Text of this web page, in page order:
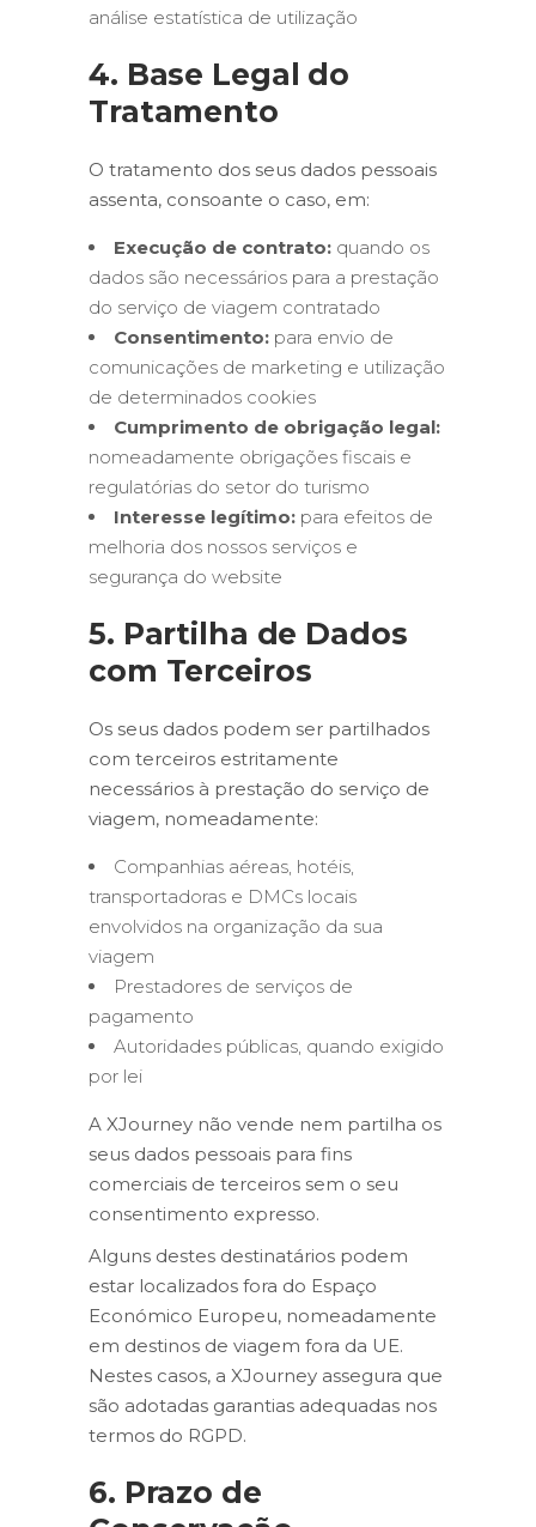
análise estatística de utilização
4. Base Legal do
Tratamento
O tratamento dos seus dados pessoais
assenta, consoante o caso, em:
Execução de contrato: quando os
dados são necessários para a prestação
do serviço de viagem contratado
Consentimento: para envio de
comunicações de marketing e utilização
de determinados cookies
Cumprimento de obrigação legal:
nomeadamente obrigações fiscais e
regulatórias do setor do turismo
Interesse legítimo: para efeitos de
melhoria dos nossos serviços e
segurança do website
5. Partilha de Dados
com Terceiros
Os seus dados podem ser partilhados
com terceiros estritamente
necessários à prestação do serviço de
viagem, nomeadamente:
Companhias aéreas, hotéis,
transportadoras e DMCs locais
envolvidos na organização da sua
viagem
Prestadores de serviços de
pagamento
Autoridades públicas, quando exigido
por lei
A XJourney não vende nem partilha os
seus dados pessoais para fins
comerciais de terceiros sem o seu
consentimento expresso.
Alguns destes destinatários podem
estar localizados fora do Espaço
Económico Europeu, nomeadamente
em destinos de viagem fora da UE.
Nestes casos, a XJourney assegura que
são adotadas garantias adequadas nos
termos do RGPD.
6. Prazo de